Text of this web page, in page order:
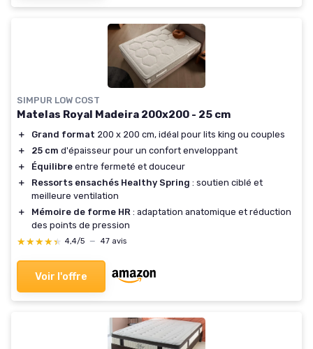
SIMPUR LOW COST
Matelas Royal Madeira 200x200 - 25 cm
＋ Grand format 200 x 200 cm, idéal pour lits king ou couples
＋
25 cm d'épaisseur pour un confort enveloppant
＋
Équilibre entre fermeté et douceur
＋
Ressorts ensachés Healthy Spring : soutien ciblé et
meilleure ventilation
＋
Mémoire de forme HR : adaptation anatomique et réduction
des points de pression
★★★★★
★★★★★ 4,4/5 — 47 avis
Voir l'offre